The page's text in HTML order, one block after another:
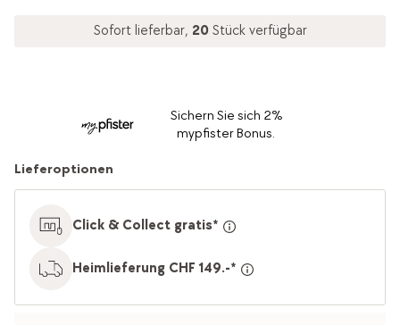
Sofort lieferbar, 20 Stück verfügbar
Sichern Sie sich 2%
mypfister Bonus.
Lieferoptionen
Click & Collect gratis*
Heimlieferung CHF 149.-*